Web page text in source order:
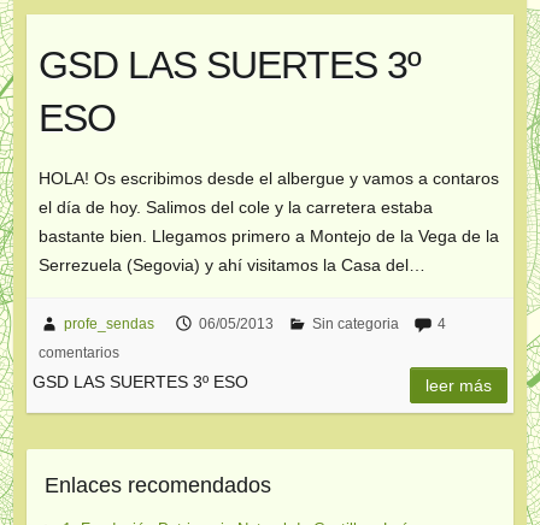
GSD LAS SUERTES 3º
ESO
HOLA! Os escribimos desde el albergue y vamos a contaros
el día de hoy. Salimos del cole y la carretera estaba
bastante bien. Llegamos primero a Montejo de la Vega de la
Serrezuela (Segovia) y ahí visitamos la Casa del…
profe_sendas 06/05/2013 Sin categoria
4
comentarios
GSD LAS SUERTES 3º ESO leer más
Enlaces recomendados